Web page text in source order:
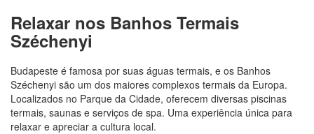
Relaxar nos Banhos Termais
Széchenyi
Budapeste é famosa por suas águas termais, e os Banhos
Széchenyi são um dos maiores complexos termais da Europa.
Localizados no Parque da Cidade, oferecem diversas piscinas
termais, saunas e serviços de spa. Uma experiência única para
relaxar e apreciar a cultura local.